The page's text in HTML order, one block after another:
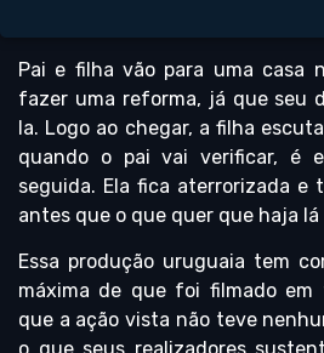
Pai e filha vão para uma casa
fazer uma reforma, já que seu
la. Logo ao chegar, a filha
quando o pai vai verificar, é
seguida. Ela fica aterrorizada e
antes que o que quer que haja
Essa produção uruguaia tem
máxima de que foi filmado em
que a ação vista não teve